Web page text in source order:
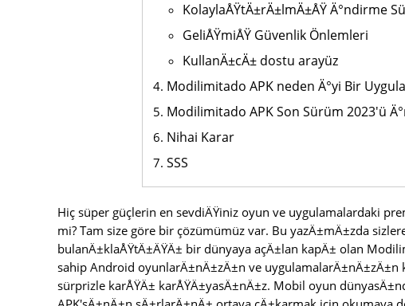
KolaylaÅŸtÄ±rÄ±lmÄ±ÅŸ Ä°ndirme
GeliÅŸmiÅŸ Güvenlik Önlemleri
KullanÄ±cÄ± dostu arayüz
Modilimitado APK neden Ä°yi Bir
Modilimitado APK Son Sürüm 2023'ü
Nihai Karar
SSS
Hiç süper güçlerin en sevdiÄŸiniz oyun ve uygulamalardaki
mi? Tam size göre bir çözümümüz var. Bu yazÄ±mÄ±zda
bulanÄ±klaÅŸtÄ±ÄŸÄ± bir dünyaya açÄ±lan kapÄ± olan
sahip Android oyunlarÄ±nÄ±zÄ±n ve
sürprizle karÅŸÄ± karÅŸÄ±yasÄ±nÄ±z. Mobil oyun